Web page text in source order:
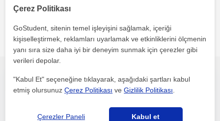
Istanbul bölgesinde ilginizi çekebilecek diğer Biyoloji
öğretmenleri
İlkokul Ortaokul fen bilimleri lise biyoloji
Esenler (İstanbul), Asis...
Çerez Politikası
GoStudent, sitenin temel işleyişini sağlamak, içeriği
kişiselleştirmek, reklamları uyarlamak ve etkinliklerini ölçmenin
yanı sıra size daha iyi bir deneyim sunmak için çerezler gibi
verileri depolar.
"Kabul Et" seçeneğine tıklayarak, aşağıdaki şartları kabul
etmiş olursunuzÇerez Politikası veGizlilik Politikası
Çerezler Paneli Kabul et